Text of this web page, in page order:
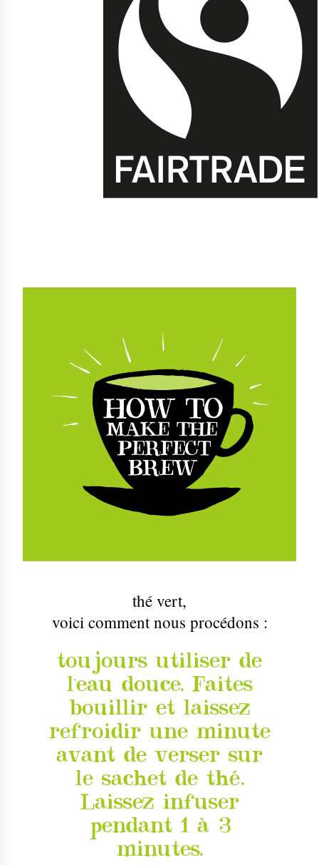
thé vert,
voici comment nous procédons :
toujours utiliser de
l'eau douce. Faites
bouillir et laissez
refroidir une minute
avant de verser sur
le sachet de thé.
Laissez infuser
pendant 1 à 3
minutes.